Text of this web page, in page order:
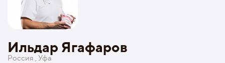
Ильдар Ягафаров
Россия , Уфа